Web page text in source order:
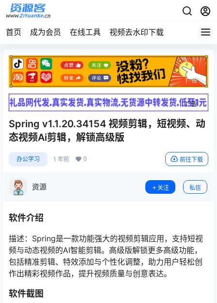
首页 成为会员 在线工具 视频去水印下载
广告
广告
Spring v1.1.20.34154 视频剪辑，短视频、动
态视频Ai剪辑，解锁高级版
办公学习 1 年前 0 前往下载
资源 关注 私信
软件介绍
描述：Spring是一款功能强大的视频剪辑应用，支持短视
频与动态视频的AI智能剪辑。高级版解锁更多高级功能，
包括精准剪辑、特效添加与个性化调整，助力用户轻松创
作出精彩视频作品，提升视频质量与创意表达。
软件截图